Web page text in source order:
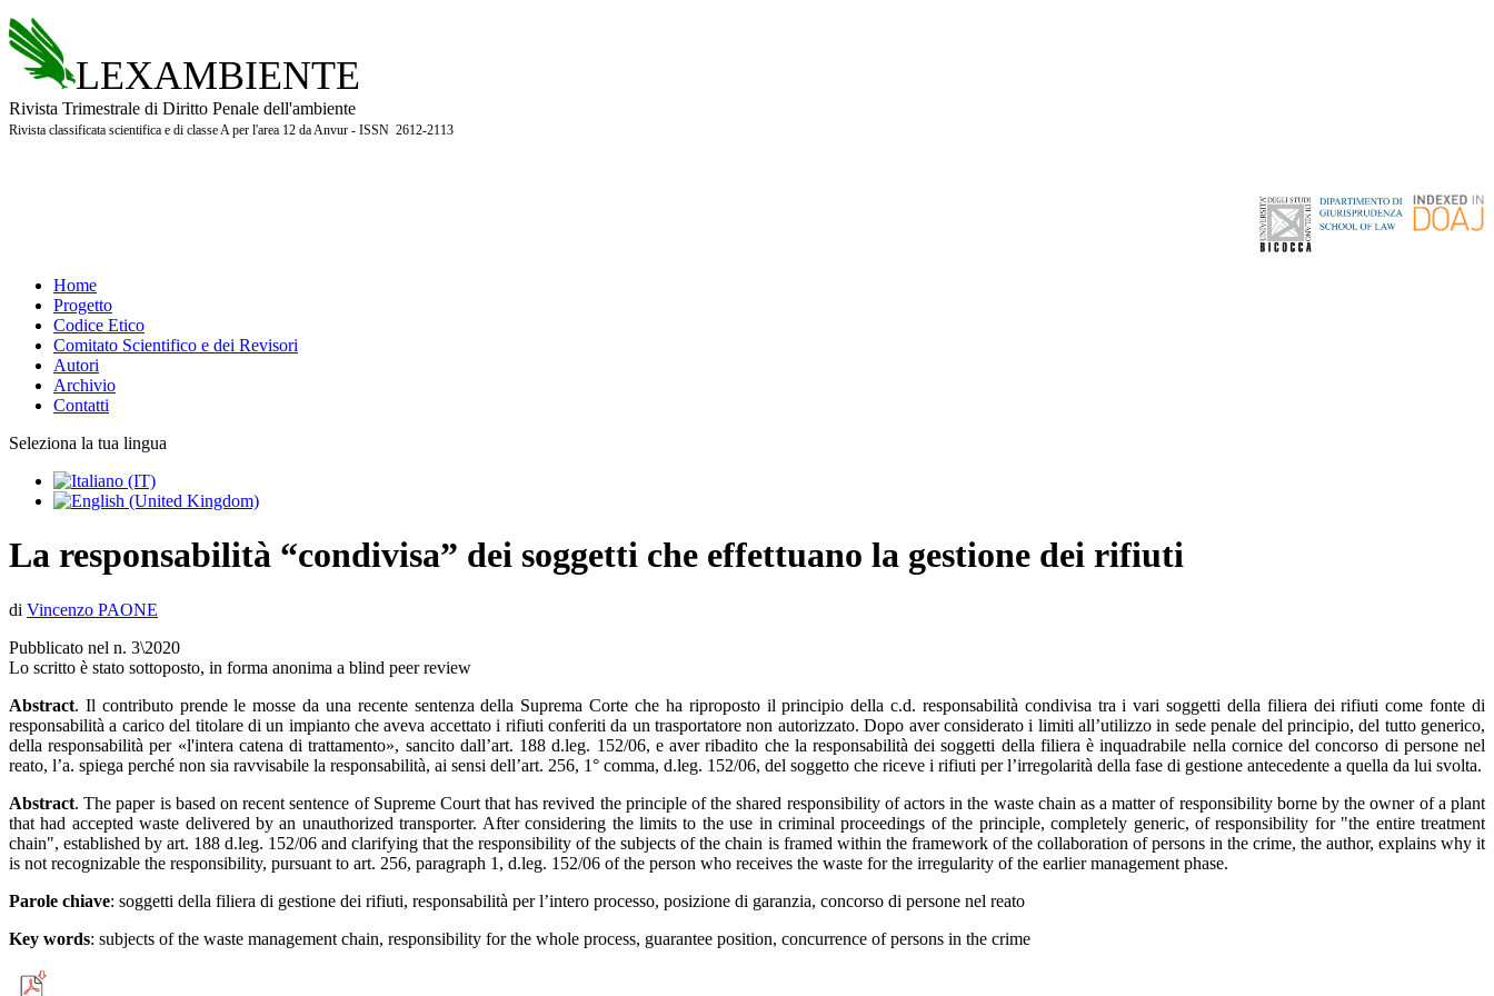
LEXAMBIENTE
Rivista Trimestrale di Diritto Penale dell'ambiente
Rivista classificata scientifica e di classe A per l'area 12 da Anvur - ISSN 2612-2113
Home
Progetto
Codice Etico
Comitato Scientifico e dei Revisori
Autori
Archivio
Contatti
Seleziona la tua lingua
La responsabilità “condivisa” dei soggetti che effettuano la gestione dei rifiuti
di Vincenzo PAONE
Pubblicato nel n. 3\2020
Lo scritto è stato sottoposto, in forma anonima a blind peer review
Abstract. Il contributo prende le mosse da una recente sentenza della Suprema Corte che ha riproposto il principio della c.d. responsabilità condivisa tra i vari soggetti della filiera dei rifiuti come fonte di
responsabilità a carico del titolare di un impianto che aveva accettato i rifiuti conferiti da un trasportatore non autorizzato. Dopo aver considerato i limiti all’utilizzo in sede penale del principio, del tutto generico,
della responsabilità per «l'intera catena di trattamento», sancito dall’art. 188 d.leg. 152/06, e aver ribadito che la responsabilità dei soggetti della filiera è inquadrabile nella cornice del concorso di persone nel
reato, l’a. spiega perché non sia ravvisabile la responsabilità, ai sensi dell’art. 256, 1° comma, d.leg. 152/06, del soggetto che riceve i rifiuti per l’irregolarità della fase di gestione antecedente a quella da lui svolta.
Abstract. The paper is based on recent sentence of Supreme Court that has revived the principle of the shared responsibility of actors in the waste chain as a matter of responsibility borne by the owner of a plant
that had accepted waste delivered by an unauthorized transporter. After considering the limits to the use in criminal proceedings of the principle, completely generic, of responsibility for "the entire treatment
chain", established by art. 188 d.leg. 152/06 and clarifying that the responsibility of the subjects of the chain is framed within the framework of the collaboration of persons in the crime, the author, explains why it
is not recognizable the responsibility, pursuant to art. 256, paragraph 1, d.leg. 152/06 of the person who receives the waste for the irregularity of the earlier management phase.
Parole chiave: soggetti della filiera di gestione dei rifiuti, responsabilità per l’intero processo, posizione di garanzia, concorso di persone nel reato
Key words: subjects of the waste management chain, responsibility for the whole process, guarantee position, concurrence of persons in the crime